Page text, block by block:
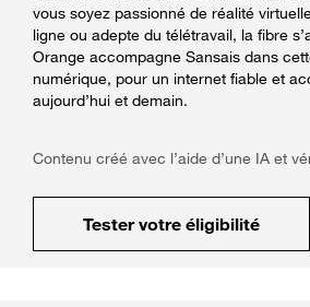
vous soyez passionné de réalité
ligne ou adepte du télétravail, la fibre
Orange accompagne Sansais dans
numérique, pour un internet fiable et
aujourd’hui et demain.
Contenu créé avec l’aide d’une IA et
Tester votre éligibilité